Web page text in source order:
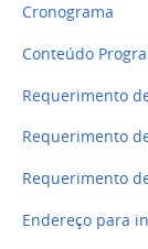
Cronograma
Conteúdo
Requerimento
Requerimento
Requerimento
Endereço para